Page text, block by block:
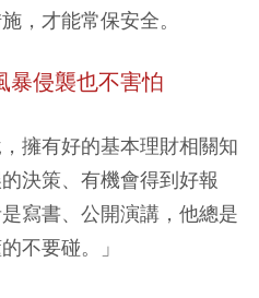
，才能常保安全。
暴侵襲也不害怕
擁有好的基本理財相關知
決策、有機會得到好報
寫書、公開演講，他總是
不要碰。」